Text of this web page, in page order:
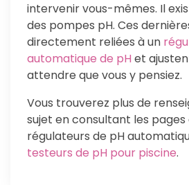
intervenir vous-mêmes. Il
des pompes pH. Ces
directement reliées à un
automatique de pH et
attendre que vous y pensiez.
Vous trouverez plus de
sujet en consultant les
régulateurs de pH
testeurs de pH pour piscine.